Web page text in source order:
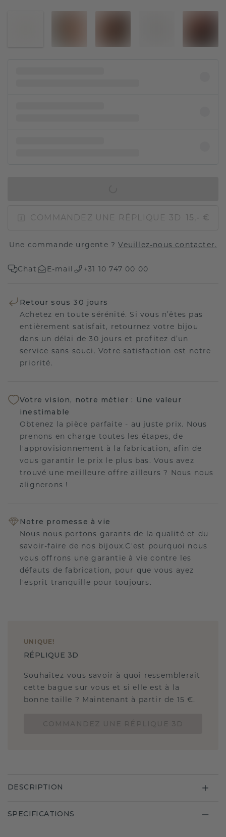
COMMANDEZ UNE RÉPLIQUE 3D 15,- €
Une commande urgente ?Veuillez-nous contacter.
Chat E-mail +31 10 747 00 00
Retour sous 30 jours
Achetez en toute sérénité. Si vous n’êtes pas
entièrement satisfait, retournez votre bijou
dans un délai de 30 jours et profitez d’un
service sans souci. Votre satisfaction est notre
priorité.
Votre vision, notre métier : Une valeur
inestimable
Obtenez la pièce parfaite - au juste prix. Nous
prenons en charge toutes les étapes, de
l'approvisionnement à la fabrication, afin de
vous garantir le prix le plus bas. Vous avez
trouvé une meilleure offre ailleurs ? Nous nous
alignerons !
Notre promesse à vie
Nous nous portons garants de la qualité et du
savoir-faire de nos bijoux.C'est pourquoi nous
vous offrons une garantie à vie contre les
défauts de fabrication, pour que vous ayez
l'esprit tranquille pour toujours.
UNIQUE !
RÉPLIQUE 3D
Souhaitez-vous savoir à quoi ressemblerait
cette bague sur vous et si elle est à la
bonne taille ? Maintenant à partir de 15 €.
DESCRIPTION
SPECIFICATIONS